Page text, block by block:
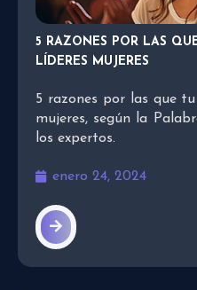
5 RAZONES POR LAS
LÍDERES MUJERES
5 razones por las que
mujeres, según la
los expertos.
enero 24, 2024